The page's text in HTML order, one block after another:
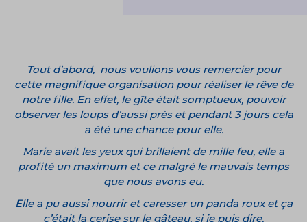
Tout d’abord, nous voulions vous remercier pour
cette magnifique organisation pour réaliser le rêve de
notre fille. En effet, le gîte était somptueux, pouvoir
observer les loups d’aussi près et pendant 3 jours cela
a été une chance pour elle.
Marie avait les yeux qui brillaient de mille feu, elle a
profité un maximum et ce malgré le mauvais temps
que nous avons eu.
Elle a pu aussi nourrir et caresser un panda roux et ça
c’était la cerise sur le gâteau, si je puis dire.